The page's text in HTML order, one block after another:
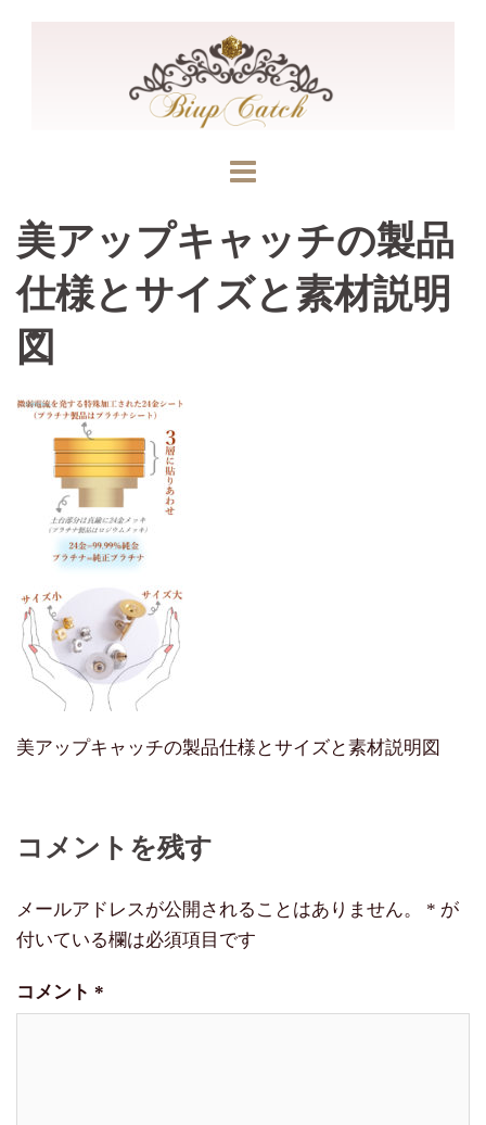
ッ
プ
美アップキャッチの製品
仕様とサイズと素材説明
図
美アップキャッチの製品仕様とサイズと素材説明図
コメントを残す
メールアドレスが公開されることはありません。 * が
付いている欄は必須項目です
コメント *